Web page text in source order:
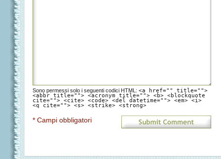
Sono permessi solo i seguenti codici HTML: <a href="" title="">
<abbr title=""> <acronym title=""> <b> <blockquote
cite=""> <cite> <code> <del datetime=""> <em> <i>
<q cite=""> <s> <strike> <strong>
* Campi obbligatori